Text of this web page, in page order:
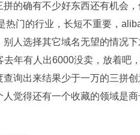
确有不少好东西还有机会，
门的行业，长短不重要，
人选择其它域名无望的情况
年有人出6000没卖，放着吧
询出来结果少于一万的三拼
觉得还有一个收藏的领域是